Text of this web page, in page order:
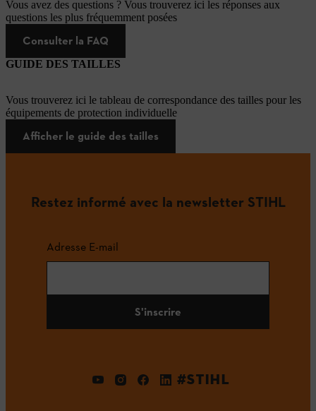
Vous avez des questions ? Vous trouverez ici les réponses aux
questions les plus fréquemment posées
Consulter la FAQ
GUIDE DES TAILLES
Vous trouverez ici le tableau de correspondance des tailles pour les
équipements de protection individuelle
Afficher le guide des tailles
Restez informé avec la newsletter STIHL
Adresse E-mail
S'inscrire
#STIHL